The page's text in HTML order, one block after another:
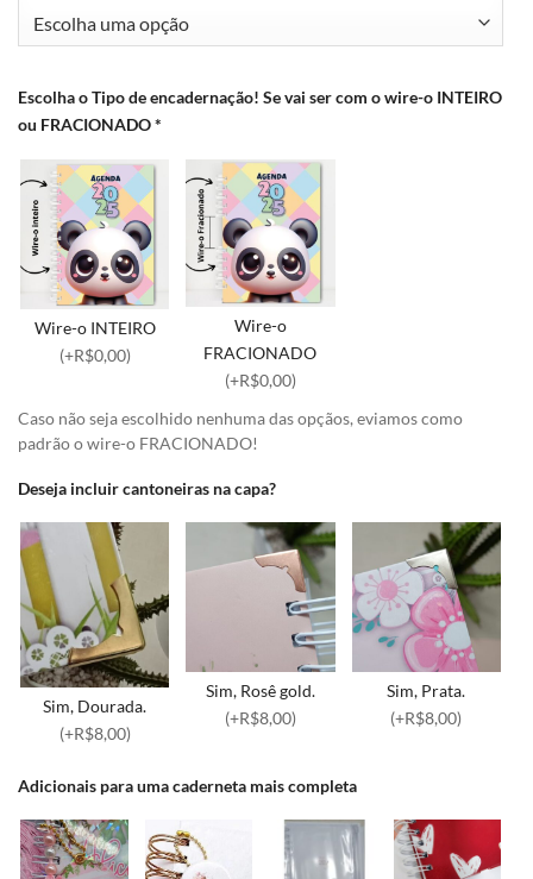
Escolha o Tipo de encadernação! Se vai ser com o wire-o INTEIRO
ou FRACIONADO*
Wire-o INTEIRO
(+R$0,00)
Wire-o
FRACIONADO
(+R$0,00)
Caso não seja escolhido nenhuma das opçãos, eviamos como
padrão o wire-o FRACIONADO!
Deseja incluir cantoneiras na capa?
Sim, Dourada.
(+R$8,00)
Sim, Rosê gold.
(+R$8,00)
Sim, Prata.
(+R$8,00)
Adicionais para uma caderneta mais completa